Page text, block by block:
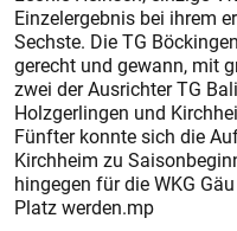
Einzelergebnis bei ihrem
Sechste. Die TG
gerecht und gewann, mit
zwei der Ausrichter TG
Holzgerlingen und
Fünfter konnte sich die
Kirchheim zu
hingegen für die WKG
Platz werden.mp